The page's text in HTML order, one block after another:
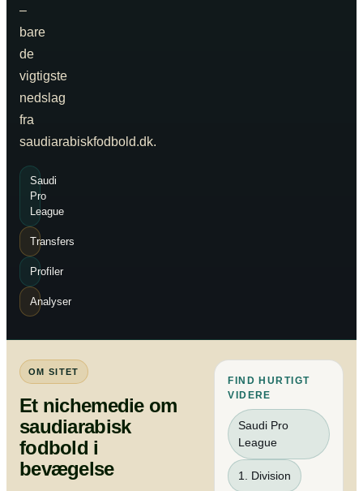
–
bare
de
vigtigste
nedslag
fra
saudiarabiskfodbold.dk.
Saudi
Pro
League
Transfers
Profiler
Analyser
OM SITET
Et nichemedie om
saudiarabisk
fodbold i
bevægelse
FIND HURTIGT
VIDERE
Saudi Pro
League
1. Division